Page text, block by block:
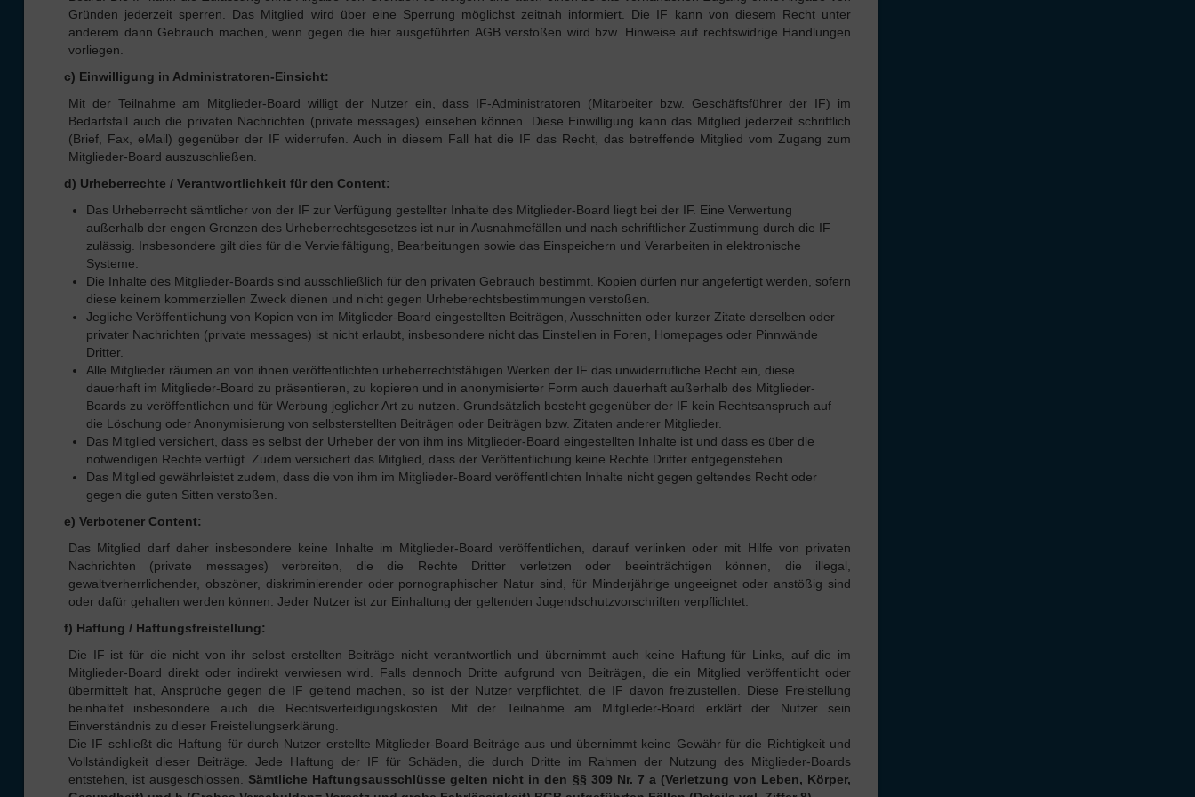
Gründen jederzeit sperren. Das Mitglied wird über eine Sperrung möglichst zeitnah informiert. Die IF kann von diesem Recht unter
anderem dann Gebrauch machen, wenn gegen die hier ausgeführten AGB verstoßen wird bzw. Hinweise auf rechtswidrige Handlungen
vorliegen.
c) Einwilligung in Administratoren-Einsicht:
Mit der Teilnahme am Mitglieder-Board willigt der Nutzer ein, dass IF-Administratoren (Mitarbeiter bzw. Geschäftsführer der IF) im
Bedarfsfall auch die privaten Nachrichten (private messages) einsehen können. Diese Einwilligung kann das Mitglied jederzeit schriftlich
(Brief, Fax, eMail) gegenüber der IF widerrufen. Auch in diesem Fall hat die IF das Recht, das betreffende Mitglied vom Zugang zum
Mitglieder-Board auszuschließen.
d) Urheberrechte / Verantwortlichkeit für den Content:
Das Urheberrecht sämtlicher von der IF zur Verfügung gestellter Inhalte des Mitglieder-Board liegt bei der IF. Eine Verwertung
außerhalb der engen Grenzen des Urheberrechtsgesetzes ist nur in Ausnahmefällen und nach schriftlicher Zustimmung durch die IF
zulässig. Insbesondere gilt dies für die Vervielfältigung, Bearbeitungen sowie das Einspeichern und Verarbeiten in elektronische
Systeme.
Die Inhalte des Mitglieder-Boards sind ausschließlich für den privaten Gebrauch bestimmt. Kopien dürfen nur angefertigt werden, sofern
diese keinem kommerziellen Zweck dienen und nicht gegen Urheberechtsbestimmungen verstoßen.
Jegliche Veröffentlichung von Kopien von im Mitglieder-Board eingestellten Beiträgen, Ausschnitten oder kurzer Zitate derselben oder
privater Nachrichten (private messages) ist nicht erlaubt, insbesondere nicht das Einstellen in Foren, Homepages oder Pinnwände
Dritter.
Alle Mitglieder räumen an von ihnen veröffentlichten urheberrechtsfähigen Werken der IF das unwiderrufliche Recht ein, diese
dauerhaft im Mitglieder-Board zu präsentieren, zu kopieren und in anonymisierter Form auch dauerhaft außerhalb des Mitglieder-
Boards zu veröffentlichen und für Werbung jeglicher Art zu nutzen. Grundsätzlich besteht gegenüber der IF kein Rechtsanspruch auf
die Löschung oder Anonymisierung von selbsterstellten Beiträgen oder Beiträgen bzw. Zitaten anderer Mitglieder.
Das Mitglied versichert, dass es selbst der Urheber der von ihm ins Mitglieder-Board eingestellten Inhalte ist und dass es über die
notwendigen Rechte verfügt. Zudem versichert das Mitglied, dass der Veröffentlichung keine Rechte Dritter entgegenstehen.
Das Mitglied gewährleistet zudem, dass die von ihm im Mitglieder-Board veröffentlichten Inhalte nicht gegen geltendes Recht oder
gegen die guten Sitten verstoßen.
e) Verbotener Content:
Das Mitglied darf daher insbesondere keine Inhalte im Mitglieder-Board veröffentlichen, darauf verlinken oder mit Hilfe von privaten
Nachrichten (private messages) verbreiten, die die Rechte Dritter verletzen oder beeinträchtigen können, die illegal,
gewaltverherrlichender, obszöner, diskriminierender oder pornographischer Natur sind, für Minderjährige ungeeignet oder anstößig sind
oder dafür gehalten werden können. Jeder Nutzer ist zur Einhaltung der geltenden Jugendschutzvorschriften verpflichtet.
f) Haftung / Haftungsfreistellung:
Die IF ist für die nicht von ihr selbst erstellten Beiträge nicht verantwortlich und übernimmt auch keine Haftung für Links, auf die im
Mitglieder-Board direkt oder indirekt verwiesen wird. Falls dennoch Dritte aufgrund von Beiträgen, die ein Mitglied veröffentlicht oder
übermittelt hat, Ansprüche gegen die IF geltend machen, so ist der Nutzer verpflichtet, die IF davon freizustellen. Diese Freistellung
beinhaltet insbesondere auch die Rechtsverteidigungskosten. Mit der Teilnahme am Mitglieder-Board erklärt der Nutzer sein
Einverständnis zu dieser Freistellungserklärung.
Die IF schließt die Haftung für durch Nutzer erstellte Mitglieder-Board-Beiträge aus und übernimmt keine Gewähr für die Richtigkeit und
Vollständigkeit dieser Beiträge. Jede Haftung der IF für Schäden, die durch Dritte im Rahmen der Nutzung des Mitglieder-Boards
entstehen, ist ausgeschlossen. Sämtliche Haftungsausschlüsse gelten nicht in den §§ 309 Nr. 7 a (Verletzung von Leben, Körper,